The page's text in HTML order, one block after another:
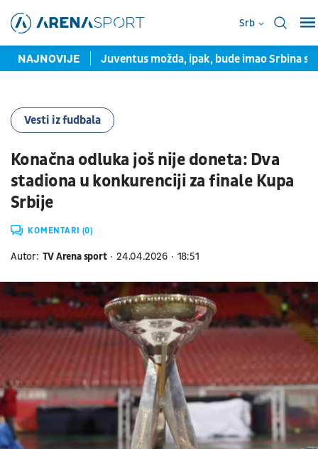
Srb
NAJNOVIJE
medalju Juventus možda, ipak, bude imao Srbina
Vesti iz fudbala
Konačna odluka još nije doneta: Dva
stadiona u konkurenciji za finale Kupa
Srbije
KOMENTARI (0)
Autor: TV Arena sport 24.04.2026 18:51